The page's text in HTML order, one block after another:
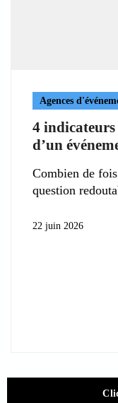
Agences
4
d’un
Combien de
question
22 juin 2026